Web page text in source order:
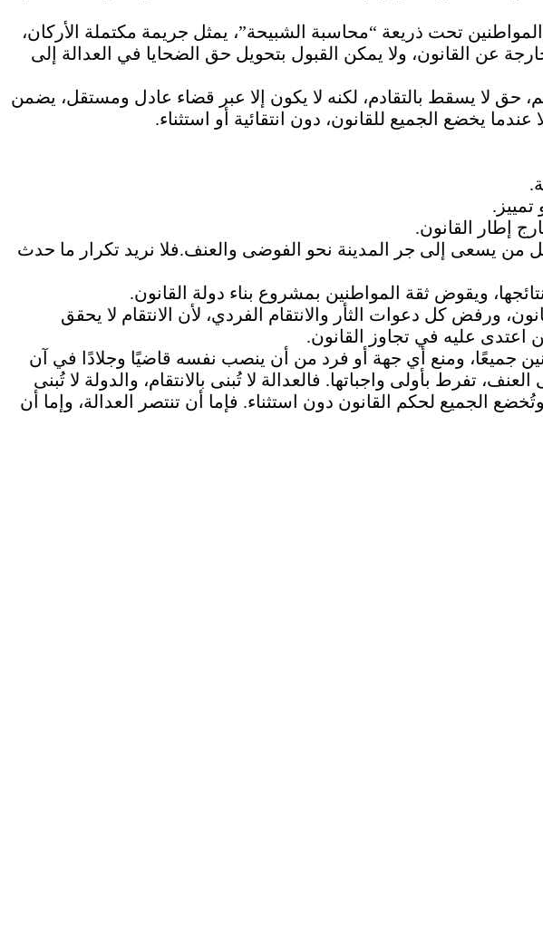
تحت ذريعة “محاسبة الشبيحة”، يمثل جريمة مكتملة الأركان،
عن القانون، ولا يمكن القبول بتحويل حق الضحايا في العدالة إلى
لا يسقط بالتقادم، لكنه لا يكون إلا عبر قضاء عادل ومستقل، يضمن
يخضع الجميع للقانون، دون انتقائية أو استثناء.
تمييز.
إطار القانون.
من يسعى إلى جر المدينة نحو الفوضى والعنف.فلا نريد تكرار ما حدث
ويقوض ثقة المواطنين بمشروع بناء دولة القانون.
ورفض كل دعوات الثأر والانتقام الفردي، لأن الانتقام لا يحقق
اعتدى عليه في تجاوز القانون.
جميعًا، ومنع أي جهة أو فرد من أن ينصب نفسه قاضيًا وجلادًا في آن
تفرط بأولى واجباتها. فالعدالة لا تُبنى بالانتقام، والدولة لا تُبنى
الجميع لحكم القانون دون استثناء. فإما أن تنتصر العدالة، وإما أن